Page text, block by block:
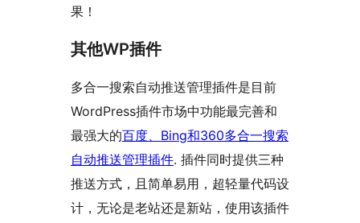
果！
其他WP插件
多合一搜索自动推送管理插件是目前
WordPress插件市场中功能最完善和
最强大的百度、Bing和360多合一搜索
自动推送管理插件. 插件同时提供三种
推送方式，且简单易用，超轻量代码设
计，无论是老站还是新站，使用该插件